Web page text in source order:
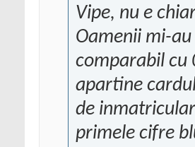
Vipe, nu e
Oamenii mi-
comparabil cu
apartine
de
primele cifre